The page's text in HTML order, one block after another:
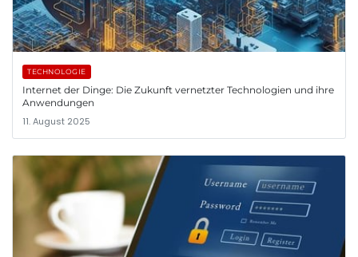
TECHNOLOGIE
Internet der Dinge: Die Zukunft vernetzter Technologien und ihre
Anwendungen
11. August 2025